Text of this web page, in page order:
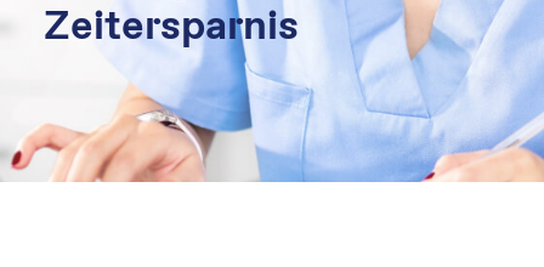
Zeitersparnis